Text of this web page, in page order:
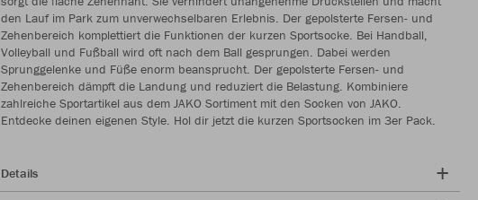
den Lauf im Park zum unverwechselbaren Erlebnis. Der gepolsterte Fersen- und
Zehenbereich komplettiert die Funktionen der kurzen Sportsocke. Bei Handball,
Volleyball und Fußball wird oft nach dem Ball gesprungen. Dabei werden
Sprunggelenke und Füße enorm beansprucht. Der gepolsterte Fersen- und
Zehenbereich dämpft die Landung und reduziert die Belastung. Kombiniere
zahlreiche Sportartikel aus dem JAKO Sortiment mit den Socken von JAKO.
Entdecke deinen eigenen Style. Hol dir jetzt die kurzen Sportsocken im 3er Pack.
Details